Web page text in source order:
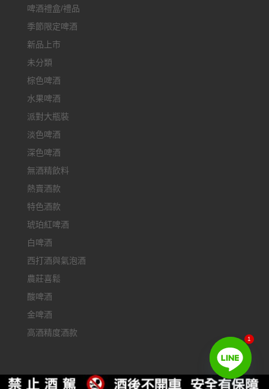
啤酒禮盒/禮品
季節限定啤酒
新品上市
未分類
棕色啤酒
水果啤酒
派對大瓶裝
淡色啤酒
深色啤酒
無酒精飲料
熱賣酒款
特色酒款
琥珀紅啤酒
白啤酒
西打酒與氣泡酒
農莊喜鬆
酸啤酒
金啤酒
高酒精度酒款
1